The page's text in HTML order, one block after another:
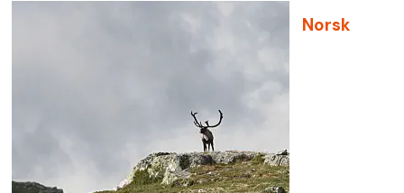
Norsk